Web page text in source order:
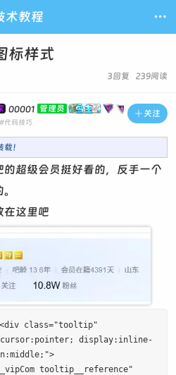
术教程 
标样式
3回复 239阅读
 关注
00001 管理员
#代码技巧
！
超级会员挺好看的，反手一个
在这里吧
class="tooltip"
display:inline-
tooltip__reference"